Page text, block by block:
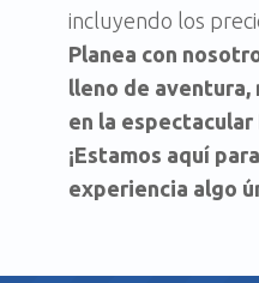
incluyendo los
Planea con
lleno de aventura,
en la espectacular
¡Estamos aquí
experiencia algo